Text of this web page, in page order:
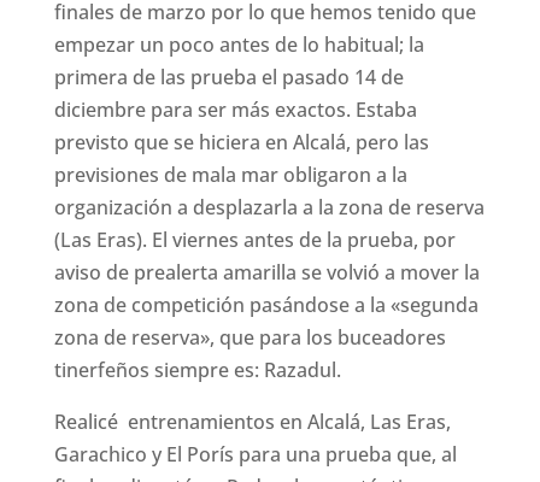
finales de marzo por lo que hemos tenido que
empezar un poco antes de lo habitual; la
primera de las prueba el pasado 14 de
diciembre para ser más exactos. Estaba
previsto que se hiciera en Alcalá, pero las
previsiones de mala mar obligaron a la
organización a desplazarla a la zona de reserva
(Las Eras). El viernes antes de la prueba, por
aviso de prealerta amarilla se volvió a mover la
zona de competición pasándose a la «segunda
zona de reserva», que para los buceadores
tinerfeños siempre es: Razadul.
Realicé entrenamientos en Alcalá, Las Eras,
Garachico y El Porís para una prueba que, al